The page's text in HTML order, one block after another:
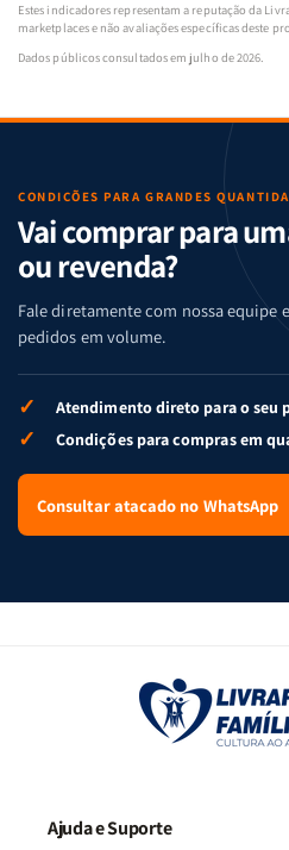
Estes indicadores representam a reputação da
marketplaces e não avaliações específicas deste
Dados públicos consultados em julho de 2026.
CONDIÇÕES PARA GRANDES
Vai comprar para
ou revenda?
Fale diretamente com nossa equipe
pedidos em volume.
✓ Atendimento direto para o seu
✓ Condições para compras em
Consultar atacado no WhatsApp
Ajuda e Suporte